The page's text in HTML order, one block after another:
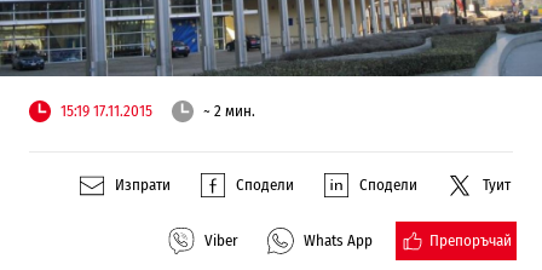
15:19 17.11.2015 ~ 2 мин.
Изпрати Сподели Сподели Туит
Viber Whats App Препоръчай